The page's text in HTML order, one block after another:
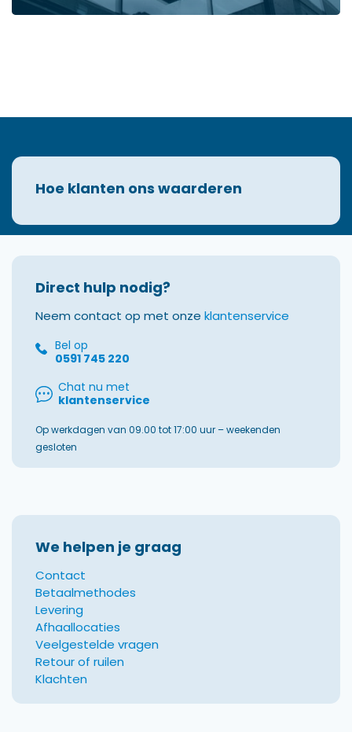
Hoe klanten ons waarderen
Direct hulp nodig?
Neem contact op met onze klantenservice
Bel op
0591 745 220
Chat nu met
klantenservice
Op werkdagen van 09.00 tot 17:00 uur – weekenden
gesloten
We helpen je graag
Contact
Betaalmethodes
Levering
Afhaallocaties
Veelgestelde vragen
Retour of ruilen
Klachten